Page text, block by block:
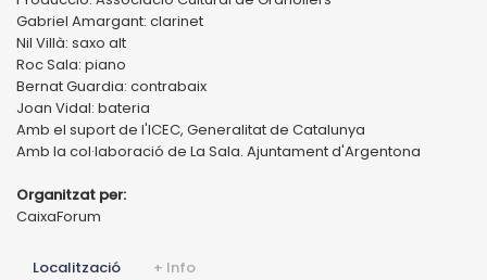
Gabriel Amargant: clarinet
Nil Villà: saxo alt
Roc Sala: piano
Bernat Guardia: contrabaix
Joan Vidal: bateria
Amb el suport de l'ICEC, Generalitat de Catalunya
Amb la col·laboració de La Sala. Ajuntament d'Argentona
Organitzat per:
CaixaForum
Localització + Info